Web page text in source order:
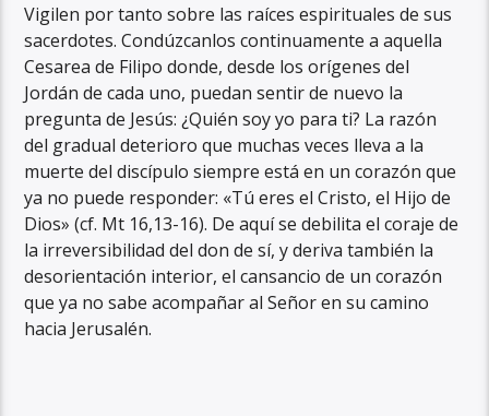
Vigilen por tanto sobre las raíces espirituales de sus
sacerdotes. Condúzcanlos continuamente a aquella
Cesarea de Filipo donde, desde los orígenes del
Jordán de cada uno, puedan sentir de nuevo la
pregunta de Jesús: ¿Quién soy yo para ti? La razón
del gradual deterioro que muchas veces lleva a la
muerte del discípulo siempre está en un corazón que
ya no puede responder: «Tú eres el Cristo, el Hijo de
Dios» (cf. Mt 16,13-16). De aquí se debilita el coraje de
la irreversibilidad del don de sí, y deriva también la
desorientación interior, el cansancio de un corazón
que ya no sabe acompañar al Señor en su camino
hacia Jerusalén.